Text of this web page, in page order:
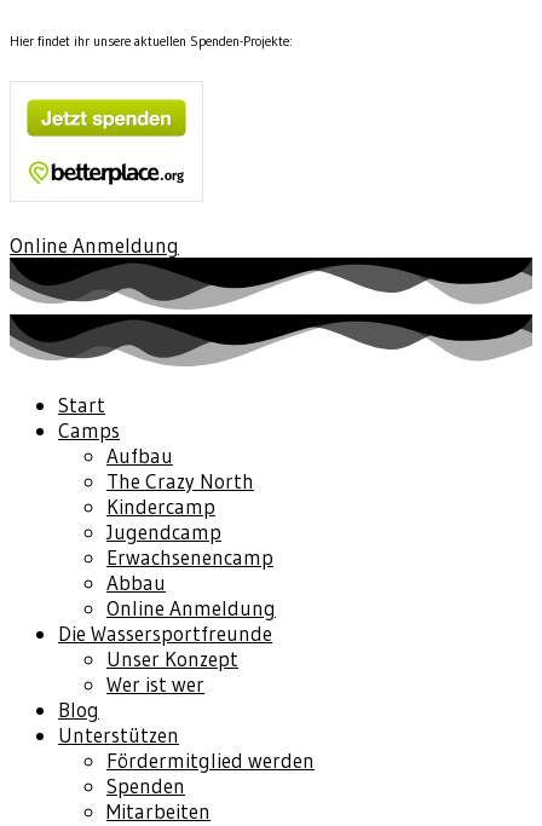
Hier findet ihr unsere aktuellen Spenden-Projekte:
Online Anmeldung
Start
Camps
Aufbau
The Crazy North
Kindercamp
Jugendcamp
Erwachsenencamp
Abbau
Online Anmeldung
Die Wassersportfreunde
Unser Konzept
Wer ist wer
Blog
Unterstützen
Fördermitglied werden
Spenden
Mitarbeiten